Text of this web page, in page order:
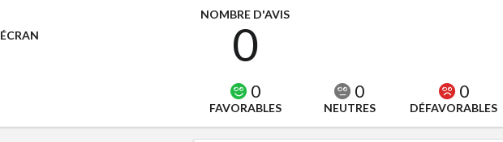
NOMBRE D'AVIS
0
0
FAVORABLES
0
NEUTRES
0
DÉFAVORABLES